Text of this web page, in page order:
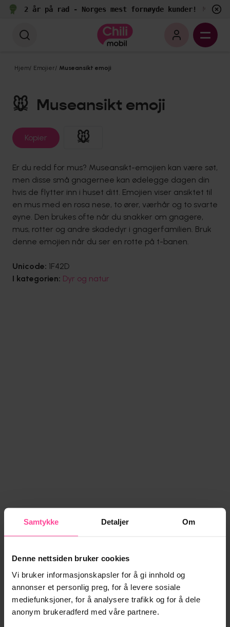
Samtykke Detaljer Om
Denne nettsiden bruker cookies
Vi bruker informasjonskapsler for å gi innhold og
annonser et personlig preg, for å levere sosiale
mediefunksjoner, for å analysere trafikk og for å dele
anonym brukeradferd med våre partnere.
2 år på rad - Norges mest fornøyde kunder! Målt av
Hjem/ Emojier/ Museansikt emoji
🐭 Museansikt emoji
Kopier 🐭
Er du redd for mus? Museansikt-emojien kan være søt,
men disse små gnagernee kan ødelegge dagen din
hvis de flytter inn i huset ditt. Emojien viser ansiktet til
en mus med en rosa nese, to ører, værhår og to svarte
øyne. Den brukes ofte når du snakker om gnagere,
mus, rotter og andre skadedyr i gnagerfamilien. Bruk
denne emojien når du ser en rotte på t-banen.
Unicode: 1F42D
I kategorien: Dyr og natur